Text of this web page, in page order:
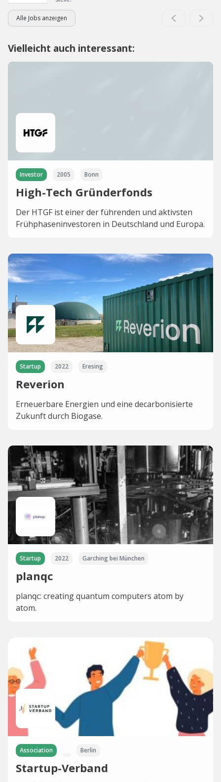
Alle Jobs anzeigen
Vielleicht auch interessant:
Investor 2005 Bonn
High-Tech Gründerfonds
Der HTGF ist einer der führenden und aktivsten
Frühphaseninvestoren in Deutschland und Europa.
Startup 2022 Eresing
Reverion
Erneuerbare Energien und eine decarbonisierte
Zukunft durch Biogase.
Startup 2022 Garching bei München
planqc
planqc: creating quantum computers atom by
atom.
Association Berlin
Startup-Verband